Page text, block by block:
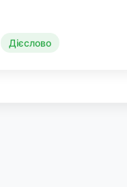
Дієслово